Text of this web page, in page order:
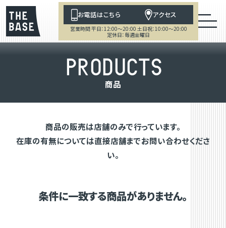
お電話はこちら アクセス
営業時間 平日：12:00～20:00 土日祝：10:00～20:00
定休日：毎週金曜日
PRODUCTS
商品
商品の販売は店舗のみで行っています。
在庫の有無については直接店舗までお問い合わせくださ
い。
条件に一致する商品がありません。